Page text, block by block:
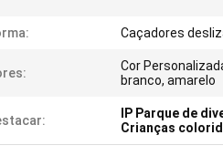
Caçadores
Cor
branco, amarelo
IP Parque de
Crianças